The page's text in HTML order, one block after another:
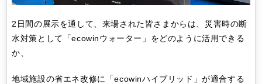
2日間の展示を通して、来場された皆さまからは、災害時の断
水対策として「ecowinウォーター」をどのように活用できる
か、
地域施設の省エネ改修に「ecowinハイブリッド」が適合する